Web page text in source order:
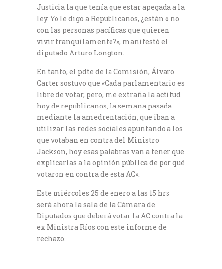
Justicia la que tenía que estar apegada a la
ley. Yo le digo a Republicanos, ¿están o no
con las personas pacíficas que quieren
vivir tranquilamente?», manifestó el
diputado Arturo Longton.
En tanto, el pdte de la Comisión, Álvaro
Carter sostuvo que «Cada parlamentario es
libre de votar, pero, me extraña la actitud
hoy de republicanos, la semana pasada
mediante la amedrentación, que iban a
utilizar las redes sociales apuntando a los
que votaban en contra del Ministro
Jackson, hoy esas palabras van a tener que
explicarlas a la opinión pública de por qué
votaron en contra de esta AC».
Este miércoles 25 de enero a las 15 hrs
será ahora la sala de la Cámara de
Diputados que deberá votar la AC contra la
ex Ministra Ríos con este informe de
rechazo.